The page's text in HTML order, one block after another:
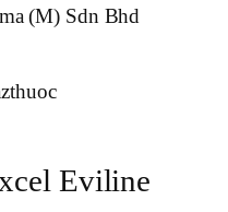
(M) Sdn Bhd
Eviline